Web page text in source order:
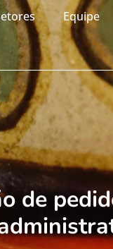
Equipe
de